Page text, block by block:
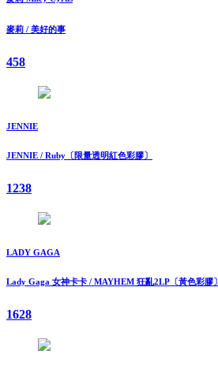
麥莉 / 美好的事
458
JENNIE
JENNIE / Ruby〔限量透明紅色彩膠〕
1238
LADY GAGA
Lady Gaga 女神卡卡 / MAYHEM 狂亂2LP〔黃色彩膠〕
1628